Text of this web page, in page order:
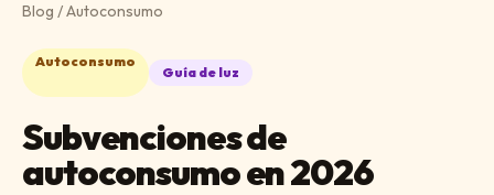
Blog /Autoconsumo
Autoconsumo
Guía de luz
Subvenciones de
autoconsumo en 2026